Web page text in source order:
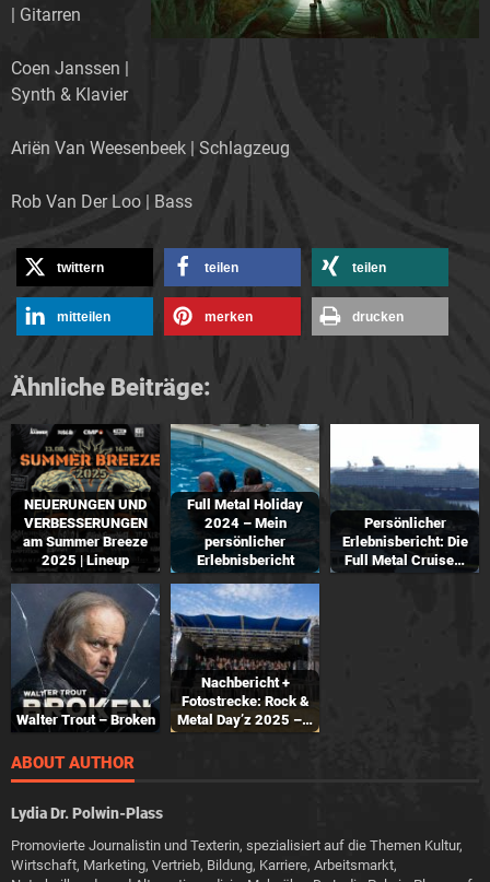
| Gitarren
Coen Janssen |
Synth & Klavier
Ariën Van Weesenbeek | Schlagzeug
Rob Van Der Loo | Bass
twittern teilen teilen
mitteilen merken drucken
Ähnliche Beiträge:
NEUERUNGEN UND
VERBESSERUNGEN
am Summer Breeze
2025 | Lineup
Full Metal Holiday
2024 – Mein
persönlicher
Erlebnisbericht
Persönlicher
Erlebnisbericht: Die
Full Metal Cruise…
Walter Trout – Broken
Nachbericht +
Fotostrecke: Rock &
Metal Day’z 2025 –…
ABOUT AUTHOR
Lydia Dr. Polwin-Plass
Promovierte Journalistin und Texterin, spezialisiert auf die Themen Kultur,
Wirtschaft, Marketing, Vertrieb, Bildung, Karriere, Arbeitsmarkt,